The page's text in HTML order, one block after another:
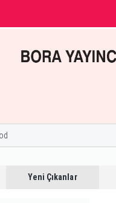
Yeni Çıkanlar